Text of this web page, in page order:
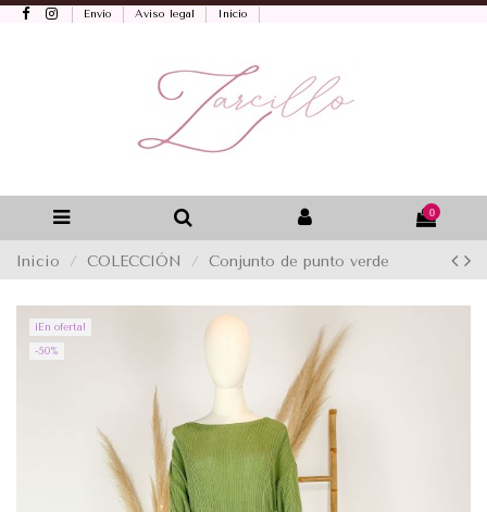
Envío Aviso legal Inicio
0
Inicio COLECCIÓN Conjunto de punto verde
¡En oferta!
-50%